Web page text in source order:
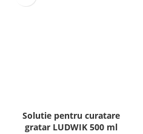
Solutie pentru curatare
gratar LUDWIK 500 ml